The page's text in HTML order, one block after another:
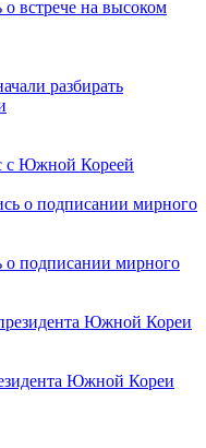
встрече на высоком
разбирать
с Южной Кореей
подписании мирного
Южной Кореи